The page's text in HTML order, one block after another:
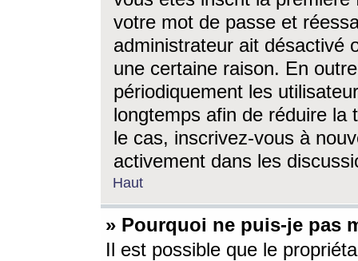
votre mot de passe et
administrateur ait désactivé
une certaine raison. En
périodiquement les
longtemps afin de réduire la
le cas, inscrivez-vous à
activement dans les
Haut
» Pourquoi ne puis-je pas
Il est possible que le